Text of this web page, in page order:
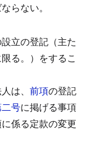
らない。
立の登記（主た
る。）をするこ
は、 前項の登記
号に掲げる事項
係る定款の変更